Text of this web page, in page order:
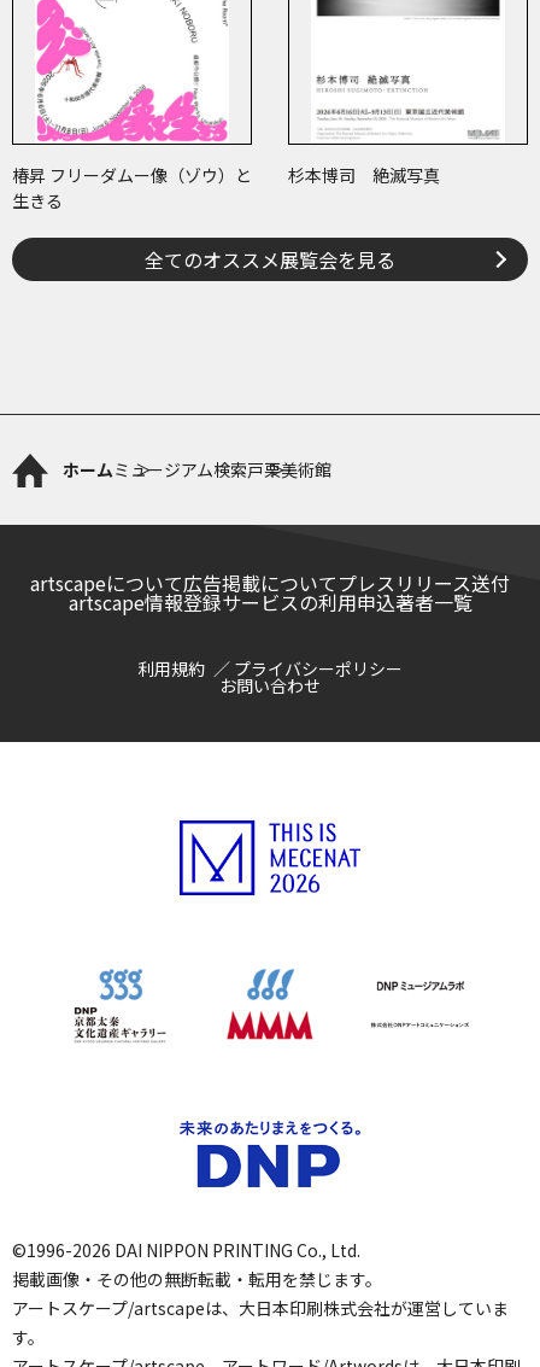
椿昇 フリーダムー像（ゾウ）と
生きる
杉本博司 絶滅写真
全てのオススメ展覧会を見る
ホームミュージアム検索戸栗美術館
artscapeについて広告掲載についてプレスリリース送付
artscape情報登録サービスの利用申込著者一覧
利用規約 プライバシーポリシー
お問い合わせ
©1996-2026 DAI NIPPON PRINTING Co., Ltd.
掲載画像・その他の無断転載・転用を禁じます。
アートスケープ/artscapeは、大日本印刷株式会社が運営していま
す。